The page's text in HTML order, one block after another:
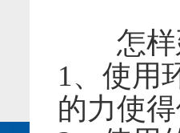
怎样
1、使用
的力使